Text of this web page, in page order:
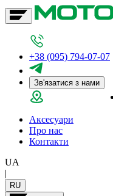
+38 (095) 794-07-07
Зв'язатися з нами
Аксесуари
Про нас
Контакти
UA
|
RU